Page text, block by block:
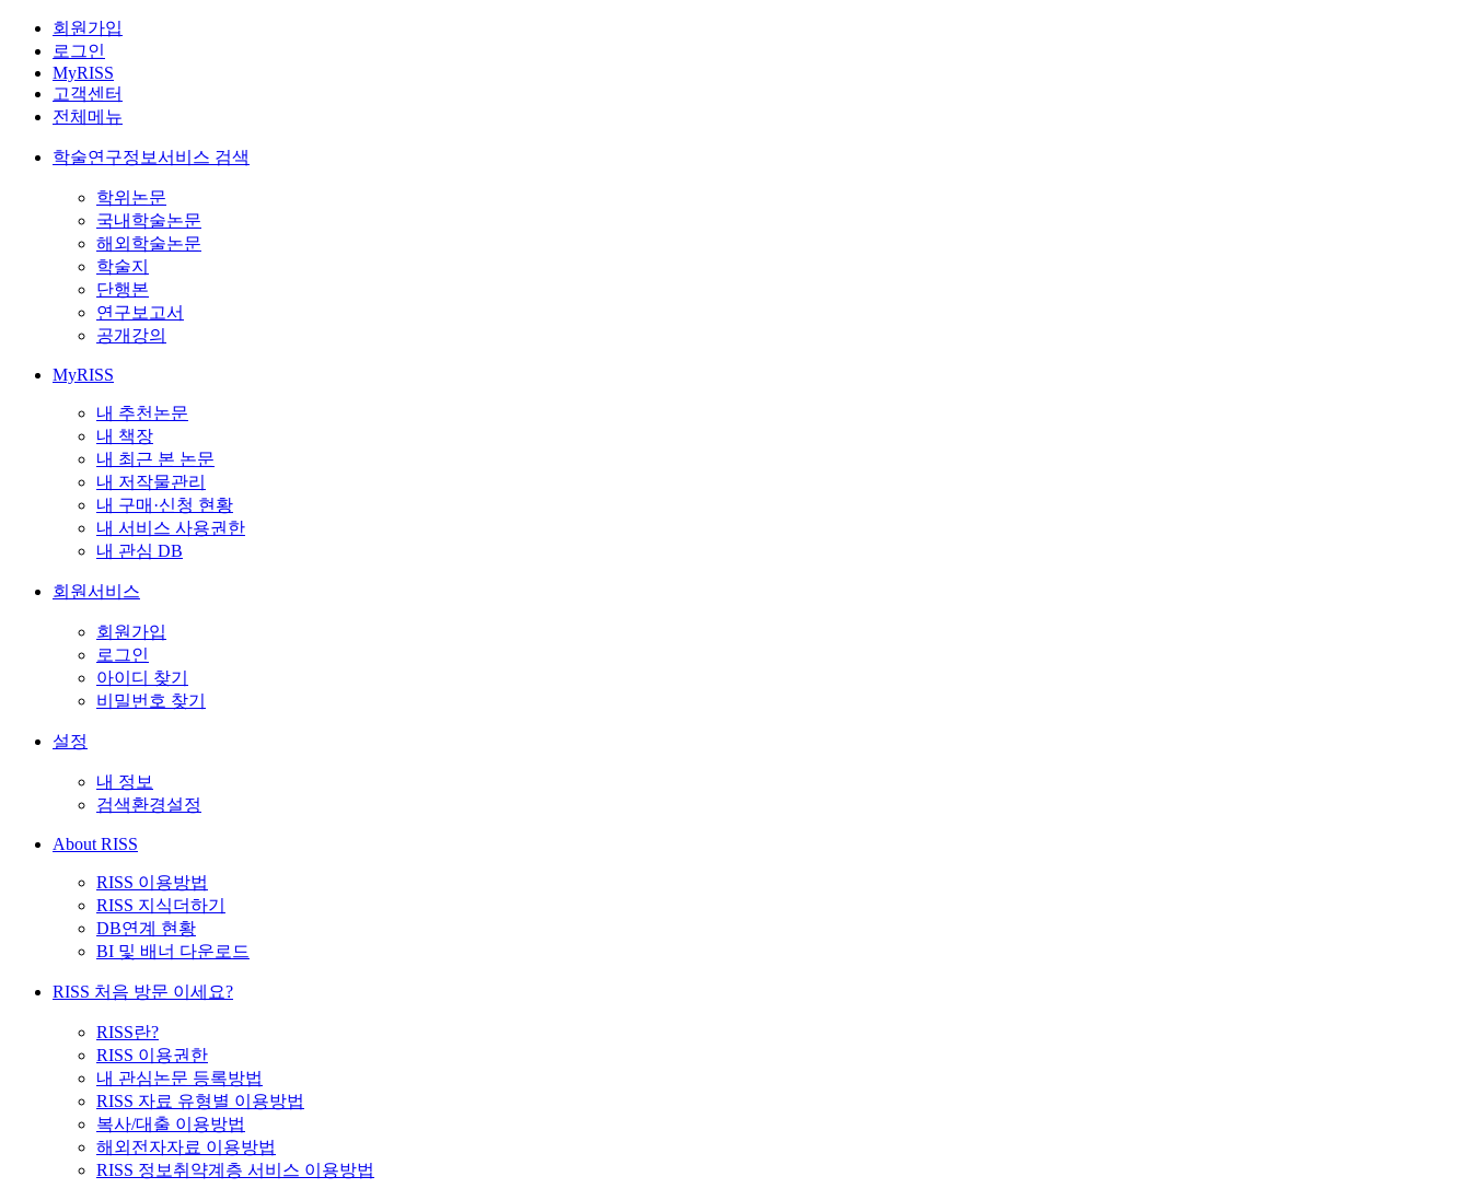
회원가입
로그인
MyRISS
고객센터
전체메뉴
학술연구정보서비스 검색
학위논문
국내학술논문
해외학술논문
학술지
단행본
연구보고서
공개강의
MyRISS
내 추천논문
내 책장
내 최근 본 논문
내 저작물관리
내 구매·신청 현황
내 서비스 사용권한
내 관심 DB
회원서비스
회원가입
로그인
아이디 찾기
비밀번호 찾기
설정
내 정보
검색환경설정
About RISS
RISS 이용방법
RISS 지식더하기
DB연계 현황
BI 및 배너 다운로드
RISS 처음 방문 이세요?
RISS란?
RISS 이용권한
내 관심논문 등록방법
RISS 자료 유형별 이용방법
복사/대출 이용방법
해외전자자료 이용방법
RISS 정보취약계층 서비스 이용방법